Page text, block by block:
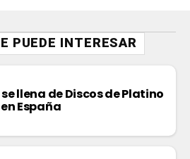
PUEDE INTERESAR
llena de Discos de Platino
España